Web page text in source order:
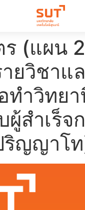
(แผน
ยวิชาแ
ทำวิทย
ผู้สำเร็จ
ริญญาโ